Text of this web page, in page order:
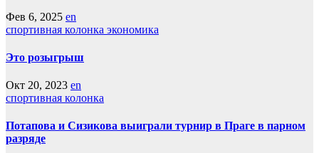
Фев 6, 2025 en
спортивная колонка экономика
Это розыгрыш
Окт 20, 2023 en
спортивная колонка
Потапова и Сизикова выиграли турнир в Праге в парном
разряде